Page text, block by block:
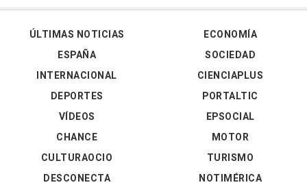
ÚLTIMAS NOTICIAS
ESPAÑA
INTERNACIONAL
DEPORTES
VÍDEOS
ECONOMÍA
SOCIEDAD
CIENCIAPLUS
PORTALTIC
EPSOCIAL
CHANCE
CULTURAOCIO
DESCONECTA
MOTOR
TURISMO
NOTIMÉRICA